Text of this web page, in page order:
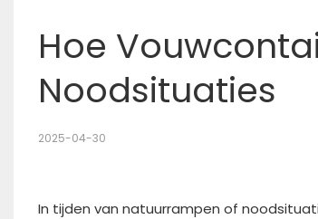
Hoe
Noodsituaties
2025-04-30
In tijden van natuurrampen of